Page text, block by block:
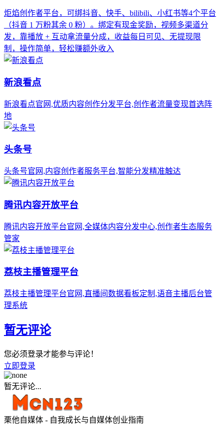
炬焰创作者平台，可绑抖音、快手、bilibili、小红书等4个平台
（抖音 1 万粉其余 0 粉）。绑定有现金奖励，视频多渠道分
发，靠播放 + 互动拿流量分成，收益每日可见、无提现限
制，操作简单，轻松赚额外收入
新浪看点
新浪看点官网,优质内容创作分发平台,创作者流量变现首选阵
地
头条号
头条号官网,内容创作者服务平台,智能分发精准触达
腾讯内容开放平台
腾讯内容开放平台官网,全媒体内容分发中心,创作者生态服务
管家
荔枝主播管理平台
荔枝主播管理平台官网,直播间数据看板定制,语音主播后台管
理系统
暂无评论
您必须登录才能参与评论！
立即登录
暂无评论...
栗他自媒体 - 自我成长与自媒体创业指南